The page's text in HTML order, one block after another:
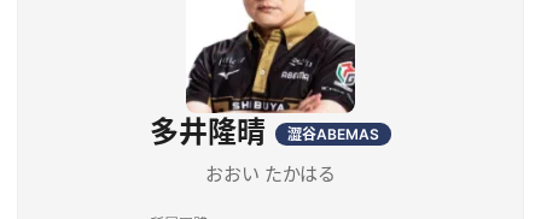
多井隆晴 澀谷ABEMAS
おおい たかはる